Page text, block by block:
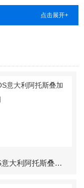
点击展开+
ATOS意大利阿托斯叠加单向阀